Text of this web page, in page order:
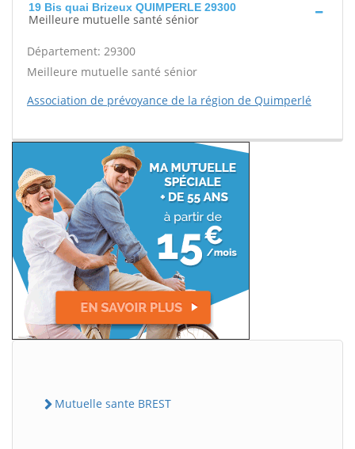
19 Bis quai Brizeux QUIMPERLE 29300
Meilleure mutuelle santé sénior
Département: 29300
Meilleure mutuelle santé sénior
Association de prévoyance de la région de Quimperlé
Mutuelle sante BREST